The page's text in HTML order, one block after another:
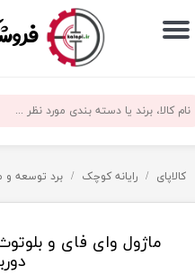
حساب کاربری من
سفارشات
کالاپای رایانه کوچک برد توسعه و